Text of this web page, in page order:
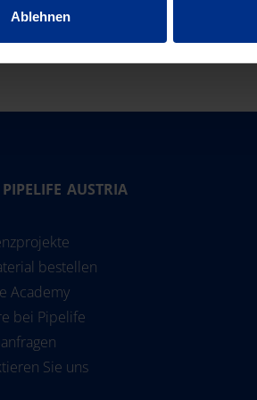
Ablehnen
Suomi
Sverige
Türkiye
United Kingdom
Pipelife International
AUSTRIA
bestellen
Academy
bei Pipelife
Sie uns